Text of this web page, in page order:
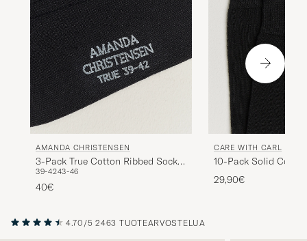
AMANDA CHRISTENSEN
3-Pack True Cotton Ribbed Socks
Black
39-4243-46
40€
CARE WITH CARL
10-Pack Solid
BLACK
29,90€
4.70/5 2463 TUOTEARVOSTELUA